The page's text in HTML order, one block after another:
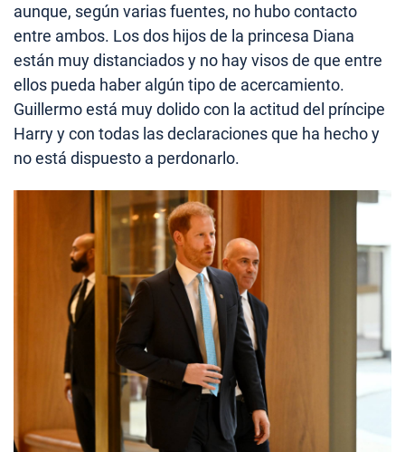
aunque, según varias fuentes, no hubo contacto
entre ambos. Los dos hijos de la princesa Diana
están muy distanciados y no hay visos de que entre
ellos pueda haber algún tipo de acercamiento.
Guillermo está muy dolido con la actitud del príncipe
Harry y con todas las declaraciones que ha hecho y
no está dispuesto a perdonarlo.